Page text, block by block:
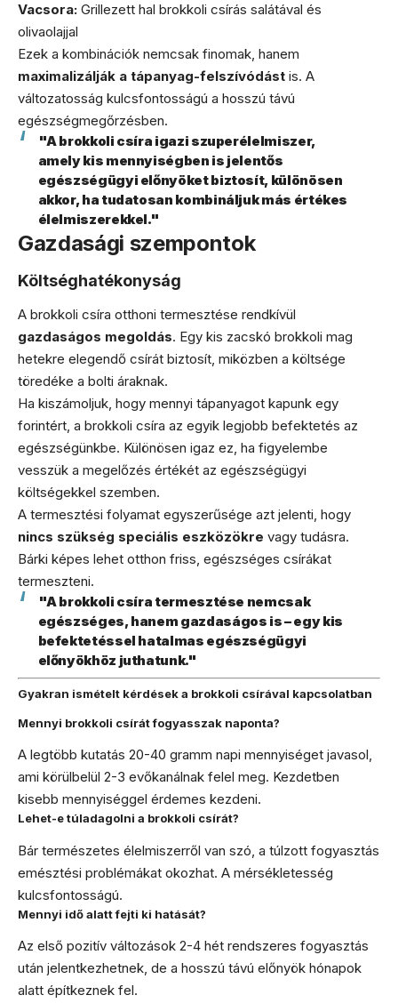
Vacsora: Grillezett hal brokkoli csírás salátával és
olivaolajjal
Ezek a kombinációk nemcsak finomak, hanem
maximalizálják a tápanyag-felszívódást is. A
változatosság kulcsfontosságú a hosszú távú
egészségmegőrzésben.
"A brokkoli csíra igazi szuperélelmiszer,
amely kis mennyiségben is jelentős
egészségügyi előnyöket biztosít, különösen
akkor, ha tudatosan kombináljuk más értékes
élelmiszerekkel."
Gazdasági szempontok
Költséghatékonyság
A brokkoli csíra otthoni termesztése rendkívül
gazdaságos megoldás. Egy kis zacskó brokkoli mag
hetekre elegendő csírát biztosít, miközben a költsége
töredéke a bolti áraknak.
Ha kiszámoljuk, hogy mennyi tápanyagot kapunk egy
forintért, a brokkoli csíra az egyik legjobb befektetés az
egészségünkbe. Különösen igaz ez, ha figyelembe
vesszük a megelőzés értékét az egészségügyi
költségekkel szemben.
A termesztési folyamat egyszerűsége azt jelenti, hogy
nincs szükség speciális eszközökre vagy tudásra.
Bárki képes lehet otthon friss, egészséges csírákat
termeszteni.
"A brokkoli csíra termesztése nemcsak
egészséges, hanem gazdaságos is – egy kis
befektetéssel hatalmas egészségügyi
előnyökhöz juthatunk."
Gyakran ismételt kérdések a brokkoli csírával kapcsolatban
Mennyi brokkoli csírát fogyasszak naponta?
A legtöbb kutatás 20-40 gramm napi mennyiséget javasol,
ami körülbelül 2-3 evőkanálnak felel meg. Kezdetben
kisebb mennyiséggel érdemes kezdeni.
Lehet-e túladagolni a brokkoli csírát?
Bár természetes élelmiszerről van szó, a túlzott fogyasztás
emésztési problémákat okozhat. A mérsékletesség
kulcsfontosságú.
Mennyi idő alatt fejti ki hatását?
Az első pozitív változások 2-4 hét rendszeres fogyasztás
után jelentkezhetnek, de a hosszú távú előnyök hónapok
alatt építkeznek fel.